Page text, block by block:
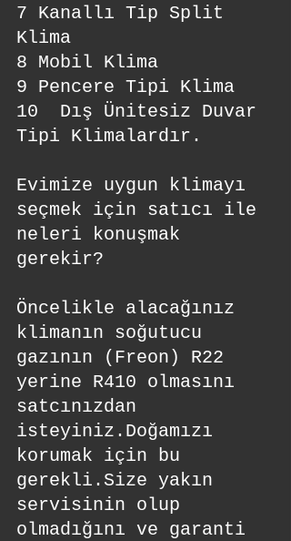
7 Kanallı Tip Split
Klima
8 Mobil Klima
9 Pencere Tipi Klima
10  Dış Ünitesiz Duvar
Tipi Klimalardır.
Evimize uygun klimayı
seçmek için satıcı ile
neleri konuşmak
gerekir?
Öncelikle alacağınız
klimanın soğutucu
gazının (Freon) R22
yerine R410 olmasını
satcınızdan
isteyiniz.Doğamızı
korumak için bu
gerekli.Size yakın
servisinin olup
olmadığını ve garanti